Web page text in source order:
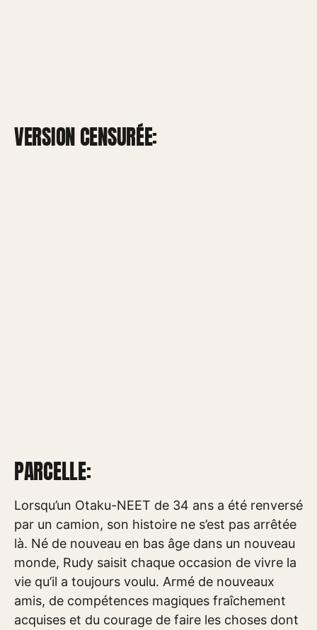
VERSION CENSURÉE:
PARCELLE:
Lorsqu’un Otaku-NEET de 34 ans a été renversé
par un camion, son histoire ne s’est pas arrêtée
là. Né de nouveau en bas âge dans un nouveau
monde, Rudy saisit chaque occasion de vivre la
vie qu’il a toujours voulu. Armé de nouveaux
amis, de compétences magiques fraîchement
acquises et du courage de faire les choses dont